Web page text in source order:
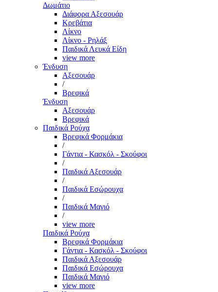
Δωμάτιο
Διάφορα Αξεσουάρ
Κρεβάτια
Λίκνο
Λίκνο - Ρηλάξ
Παιδικά Λευκά Είδη
view more
Ένδυση
Αξεσουάρ
/
Βρεφικά
Ένδυση
Αξεσουάρ
Βρεφικά
Παιδικά Ρούχα
Βρεφικά Φορμάκια
/
Γάντια - Κασκόλ - Σκούφοι
/
Παιδικά Αξεσουάρ
/
Παιδικά Εσώρουχα
/
Παιδικά Μαγιό
/
view more
Παιδικά Ρούχα
Βρεφικά Φορμάκια
Γάντια - Κασκόλ - Σκούφοι
Παιδικά Αξεσουάρ
Παιδικά Εσώρουχα
Παιδικά Μαγιό
view more